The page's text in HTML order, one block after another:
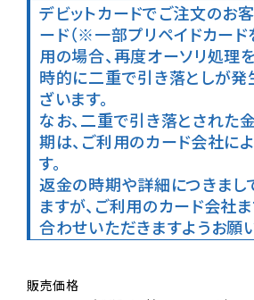
デビットカードでご注文のお
ード（※一部プリペイドカード
用の場合、再度オーソリ処理
時的に二重で引き落としが
ざいます。
なお、二重で引き落とされた
期は、ご利用のカード会社に
す。
返金の時期や詳細につきまし
ますが、ご利用のカード会社
合わせいただきますようお願